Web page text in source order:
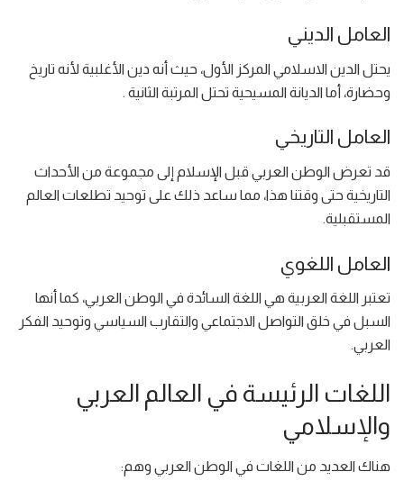
العامل الديني
يحتل الدين الاسلامي المركز الأول، حيث أنه دين الأغلبية لأنه تاريخ
وحضارة، أما الديانة المسيحية تحتل المرتبة الثانية .
العامل التاريخي
قد تعرض الوطن العربي قبل الإسلام إلى مجموعة من الأحداث
التاريخية حتى وقتنا هذا، مما ساعد ذلك على توحيد تطلعات العالم
المستقبلية.
العامل اللغوي
تعتبر اللغة العربية هي اللغة السائدة في الوطن العربي، كما أنها
السبل في خلق التواصل الاجتماعي والتقارب السياسي وتوحيد الفكر
العربي.
اللغات الرئيسة في العالم العربي
والإسلامي
هناك العديد من اللغات في الوطن العربي وهم: